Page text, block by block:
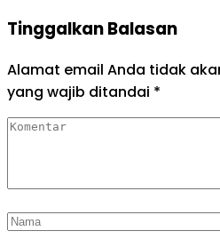
Tinggalkan Balasan
Alamat email Anda tidak
yang wajib ditandai *